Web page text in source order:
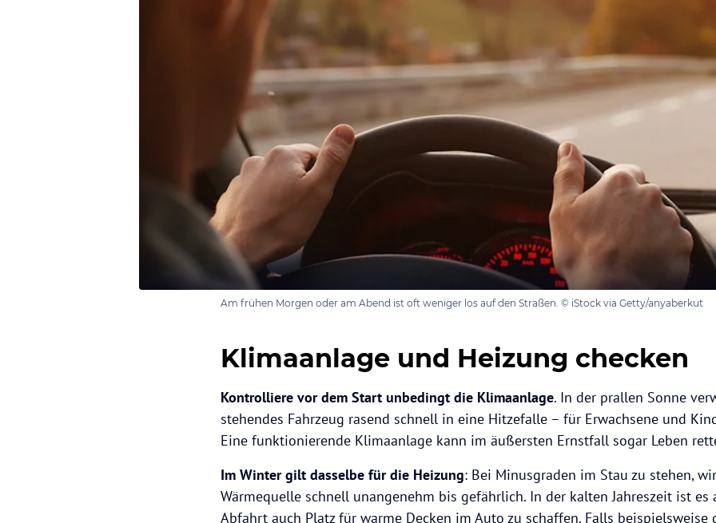
Am frühen Morgen oder am Abend ist oft weniger los auf den Straßen. © iStock via Getty/anyaberkut
Klimaanlage und Heizung checken
Kontrolliere vor dem Start unbedingt die Klimaanlage. In der prallen Sonne
stehendes Fahrzeug rasend schnell in eine Hitzefalle – für Erwachsene und
Eine funktionierende Klimaanlage kann im äußersten Ernstfall sogar Leben
Im Winter gilt dasselbe für die Heizung: Bei Minusgraden im Stau zu stehen,
Wärmequelle schnell unangenehm bis gefährlich. In der kalten Jahreszeit ist
Abfahrt auch Platz für warme Decken im Auto zu schaffen. Falls beispielsweise